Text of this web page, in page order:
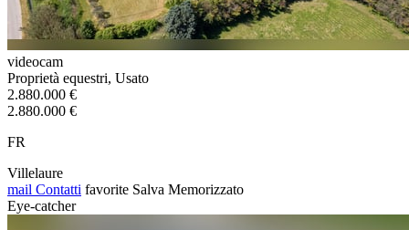
videocam
Proprietà equestri, Usato
2.880.000 €
2.880.000 €
FR
Villelaure
mail Contatti favorite Salva Memorizzato
Eye-catcher